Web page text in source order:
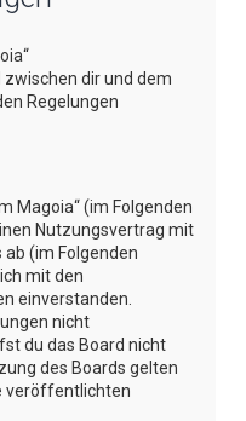
dir und dem
Regelungen
Magoia“ (im Folgenden
Nutzungsvertrag mit
(im Folgenden
mit den
einverstanden.
nicht
du das Board nicht
des Boards gelten
veröffentlichten